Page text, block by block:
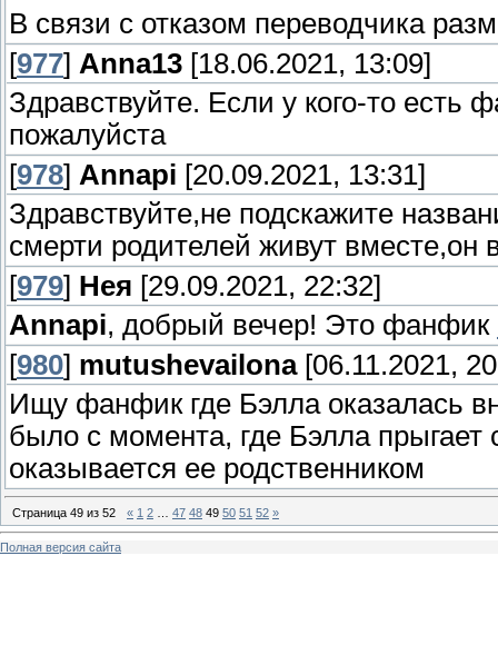
В связи с отказом переводчика
[977] Anna13 [18.06.2021, 13:09]
Здравствуйте. Если у кого-то есть
пожалуйста
[978] Annapi [20.09.2021, 13:31]
Здравствуйте,не подскажите
смерти родителей живут вместе,он
[979] Нея [29.09.2021, 22:32]
Annapi, добрый вечер! Это фанфик
[980] mutushevailona[06.11.2021,
Ищу фанфик где Бэлла оказалась
было с момента, где Бэлла прыгает
оказывается ее родственником
Страница 49 из 52 « 1 2 47 48 49 50 51 52 »
Полная версия сайта